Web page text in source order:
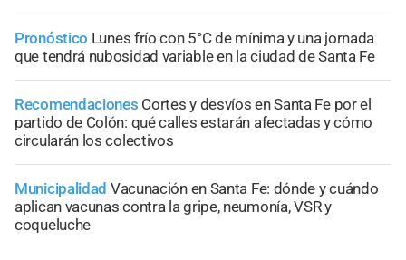
Pronóstico Lunes frío con 5°C de mínima y una jornada
que tendrá nubosidad variable en la ciudad de Santa Fe
Recomendaciones Cortes y desvíos en Santa Fe por el
partido de Colón: qué calles estarán afectadas y cómo
circularán los colectivos
Municipalidad Vacunación en Santa Fe: dónde y cuándo
aplican vacunas contra la gripe, neumonía, VSR y
coqueluche